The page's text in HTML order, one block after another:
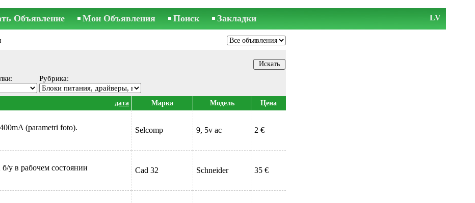
Объявление Мои Объявления Поиск Закладки LV
Рубрика:
дата Марка Модель Цена
(parametri foto). Selcomp 9, 5v ac 2 €
у в рабочем состоянии Cad 32 Schneider 35 €